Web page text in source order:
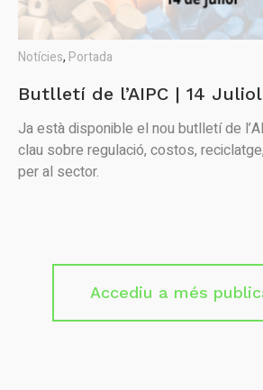
Notícies, Portada
Butlletí de l’AIPC | 14
Ja està disponible el nou butlletí de
clau sobre regulació, costos,
per al sector.
Accediu a més